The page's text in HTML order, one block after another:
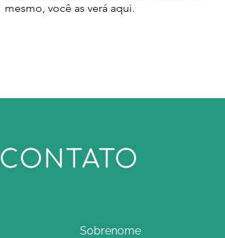
mesmo, você as verá aqui.
CONTATO
Sobrenome